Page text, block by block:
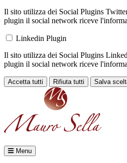
Il sito utilizza dei Social Plugins
plugin il social network riceve
Linkedin Plugin
Il sito utilizza dei Social Plugins
plugin il social network riceve
Accetta tutti Rifiuta tutti Salva
Menu